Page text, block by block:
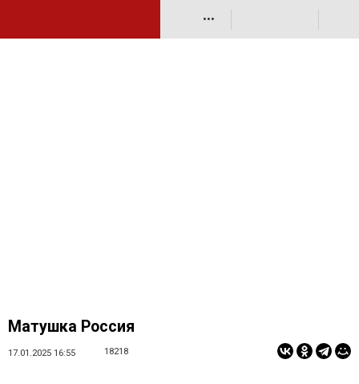
•••
Матушка Россия
17.01.2025 16:55 18218